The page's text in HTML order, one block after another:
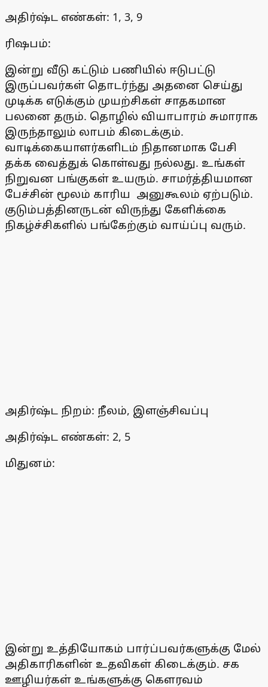
அதிர்ஷ்ட எண்கள்: 1, 3, 9
ரிஷபம்:
இன்று வீடு கட்டும் பணியில் ஈடுபட்டு
இருப்பவர்கள் தொடர்ந்து அதனை செய்து
முடிக்க எடுக்கும் முயற்சிகள் சாதகமான
பலனை தரும். தொழில் வியாபாரம் சுமாராக
இருந்தாலும் லாபம் கிடைக்கும்.
வாடிக்கையாளர்களிடம் நிதானமாக பேசி
தக்க வைத்துக் கொள்வது நல்லது. உங்கள்
நிறுவன பங்குகள் உயரும். சாமர்த்தியமான
பேச்சின் மூலம் காரிய அனுகூலம் ஏற்படும்.
குடும்பத்தினருடன் விருந்து கேளிக்கை
நிகழ்ச்சிகளில் பங்கேற்கும் வாய்ப்பு வரும்.
அதிர்ஷ்ட நிறம்: நீலம், இளஞ்சிவப்பு
அதிர்ஷ்ட எண்கள்: 2, 5
மிதுனம்:
இன்று உத்தியோகம் பார்ப்பவர்களுக்கு மேல்
அதிகாரிகளின் உதவிகள் கிடைக்கும். சக
ஊழியர்கள் உங்களுக்கு கௌரவம்